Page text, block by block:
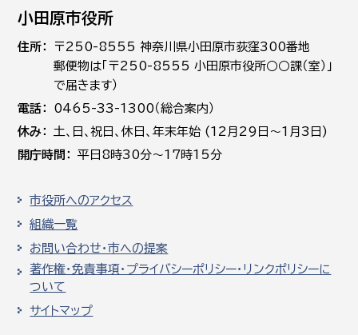
小田原市役所
住所
〒250-8555 神奈川県小田原市荻窪300番地
郵便物は「〒250-8555 小田原市役所○○課（室）」
で届きます）
電話
0465-33-1300（総合案内）
休み
土､日､祝日、休日、年末年始 (12月29日～1月3日)
開庁時間
平日8時30分～17時15分
市役所へのアクセス
組織一覧
お問い合わせ・市への提案
著作権・免責事項・プライバシーポリシー・リンクポリシーに
ついて
サイトマップ